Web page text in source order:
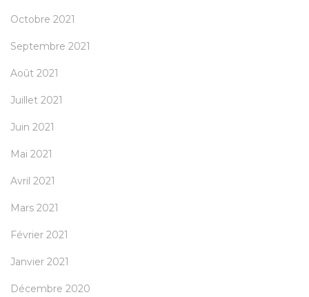
Octobre 2021
Septembre 2021
Août 2021
Juillet 2021
Juin 2021
Mai 2021
Avril 2021
Mars 2021
Février 2021
Janvier 2021
Décembre 2020